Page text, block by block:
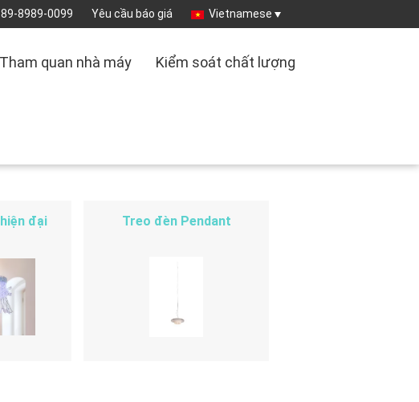
8989-0099 Yêu cầu báo giá Vietnamese
Tham quan nhà máy Kiểm soát chất lượng
đại Treo đèn Pendant